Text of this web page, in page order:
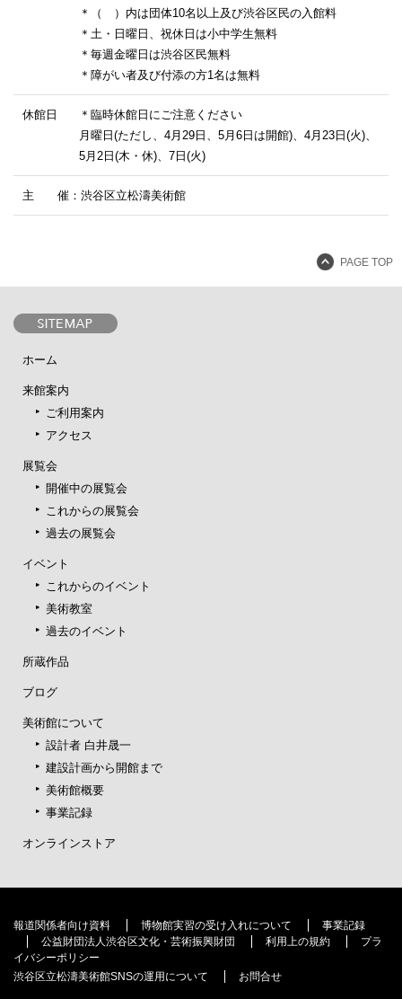
＊（ ）内は団体10名以上及び渋谷区民の入館料
＊土・日曜日、祝休日は小中学生無料
＊毎週金曜日は渋谷区民無料
＊障がい者及び付添の方1名は無料
休館日
＊臨時休館日にご注意ください
月曜日(ただし、4月29日、5月6日は開館)、4月23日(火)、
5月2日(木・休)、7日(火)
主 催：渋谷区立松濤美術館
PAGE TOP
ホーム
来館案内
ご利用案内
アクセス
展覧会
開催中の展覧会
これからの展覧会
過去の展覧会
イベント
これからのイベント
美術教室
過去のイベント
所蔵作品
ブログ
美術館について
設計者 白井晟一
建設計画から開館まで
美術館概要
事業記録
オンラインストア
報道関係者向け資料 博物館実習の受け入れについて
事業記録
公益財団法人渋谷区文化・芸術振興財団
利用上の規約
プラ
イバシーポリシー
渋谷区立松濤美術館SNSの運用について
お問合せ